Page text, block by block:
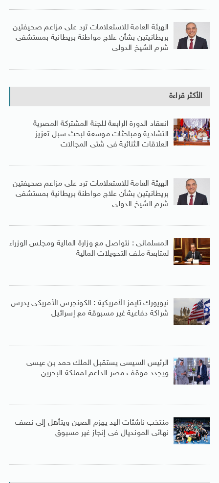
الهيئة العامة للاستعلامات ترد على مزاعم صحيفتين
بريطانيتين بشأن علاج مواطنة بريطانية بمستشفى
شرم الشيخ الدولى
الأكثر قراءة
انعقاد الدورة الرابعة للجنة المشتركة المصرية
التشادية ومباحثات موسعة لبحث سبل تعزيز
العلاقات الثنائية فى شتى المجالات
الهيئة العامة للاستعلامات ترد على مزاعم صحيفتين
بريطانيتين بشأن علاج مواطنة بريطانية بمستشفى
شرم الشيخ الدولى
المسلمانى : نتواصل مع وزارة المالية ومجلس الوزراء
لمتابعة ملف التحويلات المالية
نيويورك تايمز الأمريكية : الكونجرس الأمريكى يدرس
شراكة دفاعية غير مسبوقة مع إسرائيل
الرئيس السيسى يستقبل الملك حمد بن عيسى
ويجدد موقف مصر الداعم لمملكة البحرين
منتخب ناشئات اليد يهزم الصين ويتأهل إلى نصف
نهائى المونديال فى إنجاز غير مسبوق